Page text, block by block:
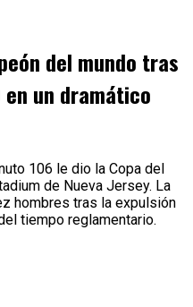
del mundo tras
un dramático
106 le dio la Copa del
de Nueva Jersey. La
hombres tras la expulsión
tiempo reglamentario.